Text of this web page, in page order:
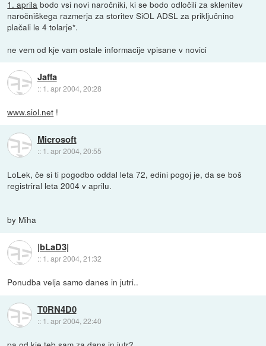
1. aprila bodo vsi novi naročniki, ki se bodo odločili za sklenitev
naročniškega razmerja za storitev SiOL ADSL za priključnino
plačali le 4 tolarje*.
ne vem od kje vam ostale informacije vpisane v novici
Jaffa
:: 1. apr 2004, 20:28
www.siol.net !
Microsoft
:: 1. apr 2004, 20:55
LoLek, če si ti pogodbo oddal leta 72, edini pogoj je, da se boš
registriral leta 2004 v aprilu.
by Miha
|bLaD3|
:: 1. apr 2004, 21:32
Ponudba velja samo danes in jutri..
T0RN4D0
:: 1. apr 2004, 22:40